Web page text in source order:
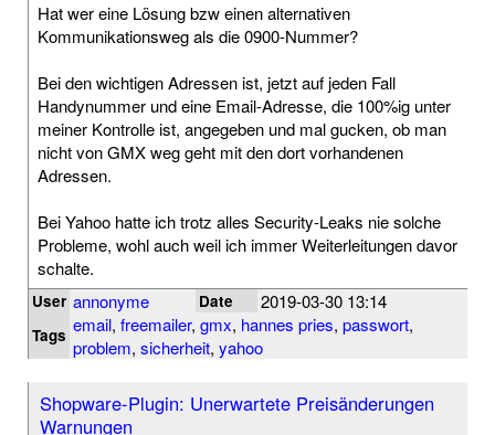
Hat wer eine Lösung bzw einen alternativen
Kommunikationsweg als die 0900-Nummer?
Bei den wichtigen Adressen ist, jetzt auf jeden Fall
Handynummer und eine Email-Adresse, die 100%ig unter
meiner Kontrolle ist, angegeben und mal gucken, ob man
nicht von GMX weg geht mit den dort vorhandenen
Adressen.
Bei Yahoo hatte ich trotz alles Security-Leaks nie solche
Probleme, wohl auch weil ich immer Weiterleitungen davor
schalte.
User annonyme Date 2019-03-30 13:14
Tags email, freemailer, gmx, hannes pries, passwort,
problem, sicherheit, yahoo
Shopware-Plugin: Unerwartete Preisänderungen
Warnungen